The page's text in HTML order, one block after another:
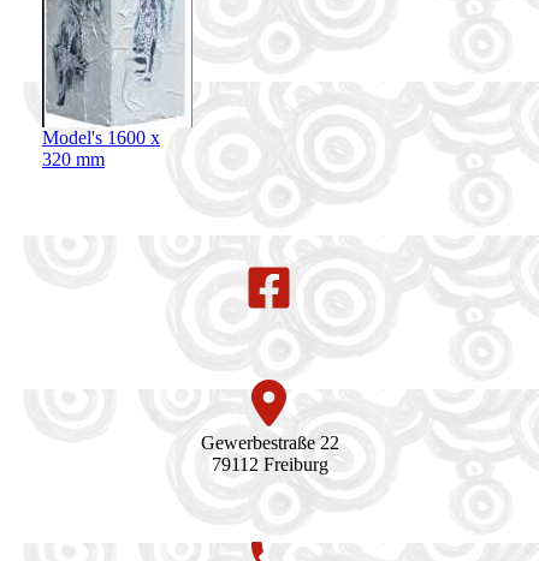
Model's 1600 x
320 mm
Gewerbestraße 22
79112 Freiburg